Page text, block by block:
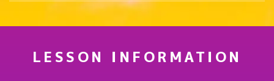
LESSON INFORMATION